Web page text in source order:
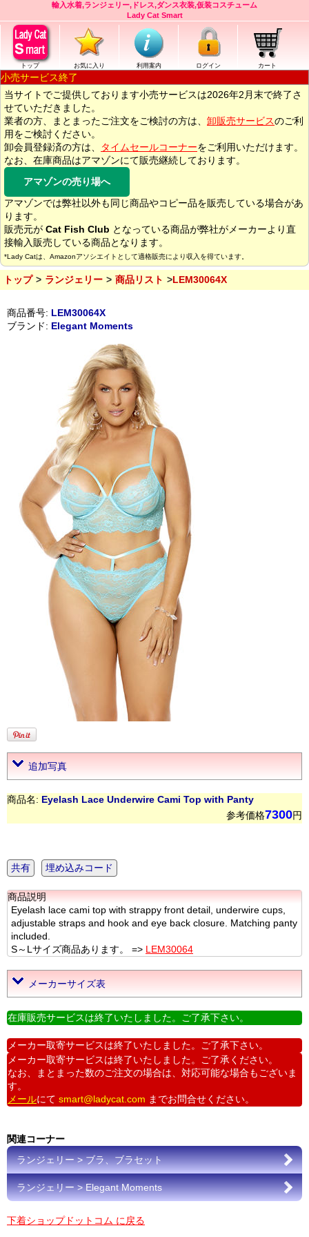
輸入水着,ランジェリー,ドレス,ダンス衣装,仮装コスチューム
Lady Cat Smart
トップ お気に入り 利用案内 ログイン カート
小売サービス終了
当サイトでご提供しております小売サービスは2026年2月末で終了さ
せていただきました。
業者の方、まとまったご注文をご検討の方は、 卸販売サービスのご利
用をご検討ください。
卸会員登録済の方は、
タイムセールコーナーをご利用いただけます。
なお、在庫商品はアマゾンにて販売継続しております。
アマゾンの売り場へ
アマゾンでは弊社以外も同じ商品やコピー品を販売している場合があ
ります。
販売元が Cat Fish Club となっている商品が弊社がメーカーより直
接輸入販売している商品となります。
*Lady Catは、Amazonアソシエイトとして適格販売により収入を得ています。
トップ ランジェリー 商品リスト LEM30064X
商品番号: LEM30064X
ブランド: Elegant Moments
追加写真
商品名: Eyelash Lace Underwire Cami Top with Panty
参考価格7300円
共有 埋め込みコード
商品説明
Eyelash lace cami top with strappy front detail, underwire cups,
adjustable straps and hook and eye back closure. Matching panty
included.
S～Lサイズ商品あります。 => LEM30064
メーカーサイズ表
在庫販売サービスは終了いたしました。ご了承下さい。
メーカー取寄サービスは終了いたしました。ご了承下さい。
メーカー取寄サービスは終了いたしました。ご了承ください。
なお、まとまった数のご注文の場合は、対応可能な場合もございま
す。
メールにて smart@ladycat.com までお問合せください。
関連コーナー
ランジェリー > ブラ、ブラセット
ランジェリー > Elegant Moments
下着ショップドットコム に戻る